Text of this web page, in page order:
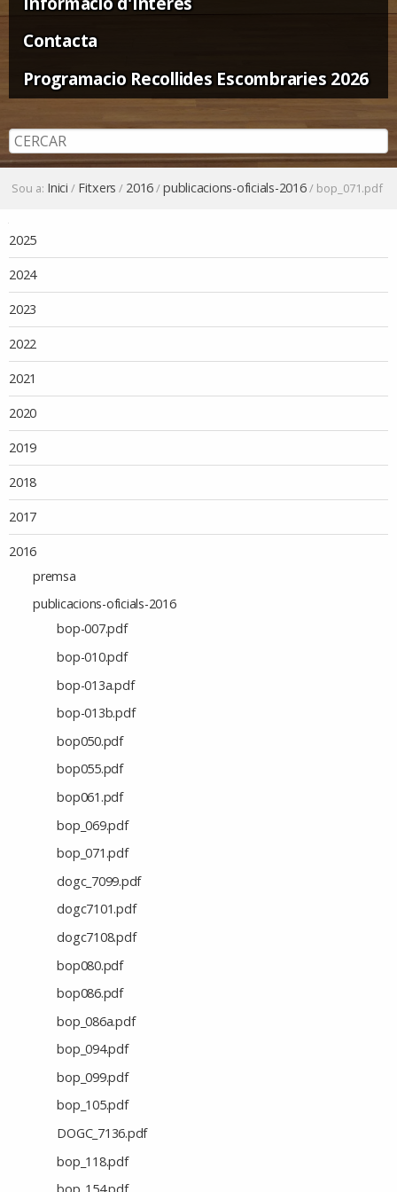
Contacta
Programacio Recollides Escombraries 2026
Sou a: Inici / Fitxers / 2016/publicacions-oficials-2016/ bop_071.pdf
2025
2024
2023
2022
2021
2020
2019
2018
2017
2016
premsa
publicacions-oficials-2016
bop-007.pdf
bop-010.pdf
bop-013a.pdf
bop-013b.pdf
bop050.pdf
bop055.pdf
bop061.pdf
bop_069.pdf
bop_071.pdf
dogc_7099.pdf
dogc7101.pdf
dogc7108.pdf
bop080.pdf
bop086.pdf
bop_086a.pdf
bop_094.pdf
bop_099.pdf
bop_105.pdf
DOGC_7136.pdf
bop_118.pdf